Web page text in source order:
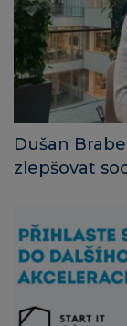
Dušan
zlepšovat